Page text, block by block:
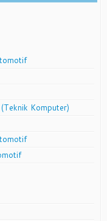
Komputer)